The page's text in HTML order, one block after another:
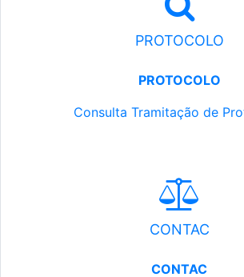
PROTOCOLO
PROTOCOLO
Consulta Tramitação de
CONTAC
CONTAC